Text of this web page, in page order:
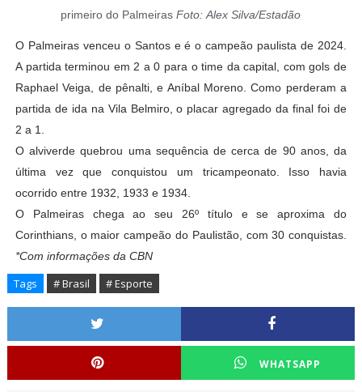
primeiro do Palmeiras Foto: Alex Silva/Estadão
O Palmeiras venceu o Santos e é o campeão paulista de 2024.
A partida terminou em 2 a 0 para o time da capital, com gols de
Raphael Veiga, de pênalti, e Aníbal Moreno. Como perderam a
partida de ida na Vila Belmiro, o placar agregado da final foi de
2 a 1.
O alviverde quebrou uma sequência de cerca de 90 anos, da
última vez que conquistou um tricampeonato. Isso havia
ocorrido entre 1932, 1933 e 1934.
O Palmeiras chega ao seu 26º título e se aproxima do
Corinthians, o maior campeão do Paulistão, com 30 conquistas.
*Com informações da CBN
Tags # Brasil # Esporte
WHATSAPP